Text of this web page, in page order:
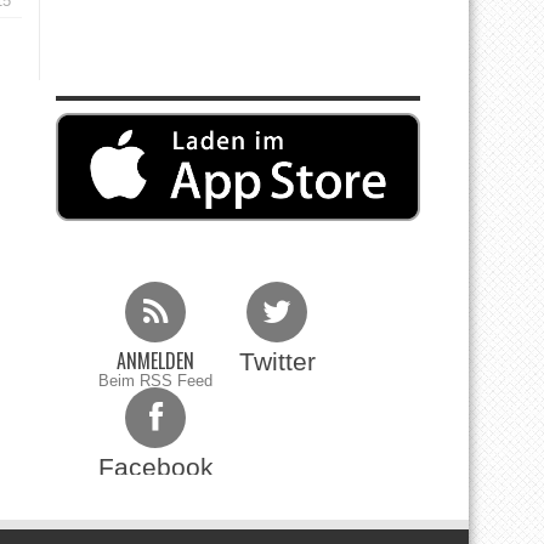
ANMELDEN
Beim RSS Feed
Twitter
Facebook